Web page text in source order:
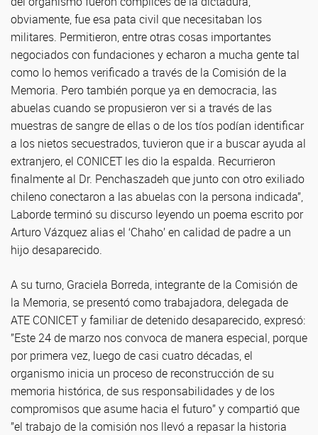
obviamente, fue esa pata civil que necesitaban los
militares. Permitieron, entre otras cosas importantes
negociados con fundaciones y echaron a mucha gente tal
como lo hemos verificado a través de la Comisión de la
Memoria. Pero también porque ya en democracia, las
abuelas cuando se propusieron ver si a través de las
muestras de sangre de ellas o de los tíos podían identificar
a los nietos secuestrados, tuvieron que ir a buscar ayuda al
extranjero, el CONICET les dio la espalda. Recurrieron
finalmente al Dr. Penchaszadeh que junto con otro exiliado
chileno conectaron a las abuelas con la persona indicada”,
Laborde terminó su discurso leyendo un poema escrito por
Arturo Vázquez alias el ‘Chaho’ en calidad de padre a un
hijo desaparecido.
A su turno, Graciela Borreda, integrante de la Comisión de
la Memoria, se presentó como trabajadora, delegada de
ATE CONICET y familiar de detenido desaparecido, expresó:
”Este 24 de marzo nos convoca de manera especial, porque
por primera vez, luego de casi cuatro décadas, el
organismo inicia un proceso de reconstrucción de su
memoria histórica, de sus responsabilidades y de los
compromisos que asume hacia el futuro” y compartió que
”el trabajo de la comisión nos llevó a repasar la historia